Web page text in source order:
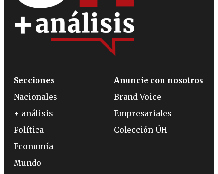
Secciones
Nacionales
+ análisis
Política
Economía
Mundo
Anuncie con nosotros
Brand Voice
Empresariales
Colección ÚH